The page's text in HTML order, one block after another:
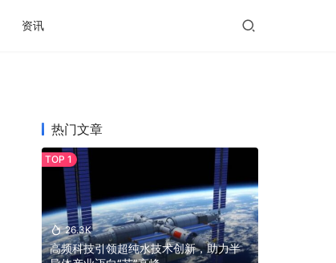
资讯
热门文章
26.3K
高频科技引领超纯水技术创新，助力半